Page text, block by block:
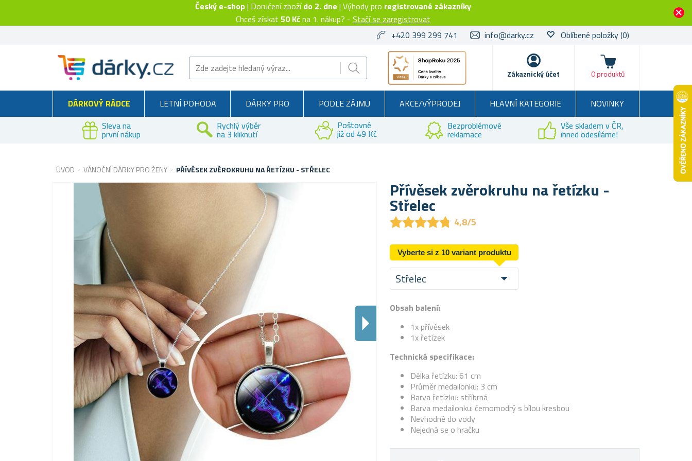
Český e-shop| Doručení zbožído 2. dne | Výhody pro registrované zákazníky
Chceš získat 50 Kčna 1. nákup? - Stačí se zaregistrovat
+420 399 299 741
info@darky.cz Oblíbené položky(0)
Zákaznický účet
Košík
0 produktů
DÁRKOVÝ RÁDCE LETNÍ POHODA DÁRKY PRO PODLE ZÁJMU AKCE/VÝPRODEJ HLAVNÍ KATEGORIE
NOVINKY
Sleva na
první nákup
Rychlý výběr
na 3 kliknutí
Poštovné
již od 49 Kč
Bezproblémové
reklamace
Vše skladem v ČR,
ihned odesíláme!
ÚVOD VÁNOČNÍ DÁRKY PRO ŽENY PŘÍVĚSEK ZVĚROKRUHU NA ŘETÍZKU - STŘELEC
Přívěsek zvěrokruhu na řetízku -
Střelec
★★★★★
★★★★★ 4,8/5
Vyberte si z 10 variant produktu
Střelec
Obsah balení:
1x přívěsek
1x řetízek
Technická specifikace:
Délka řetízku: 61 cm
Průměr medailonku: 3 cm
Barva řetízku: stříbrná
Barva medailonku: černomodrý s bílou kresbou
Nevhodné do vody
Nejedná se o hračku